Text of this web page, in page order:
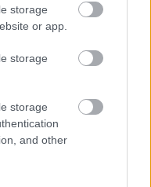
storage
or app.
storage
storage
and other